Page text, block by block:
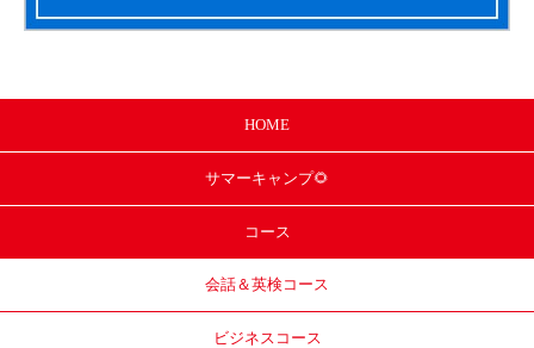
HOME
サマーキャンプ🌻
コース
会話＆英検コース
ビジネスコース